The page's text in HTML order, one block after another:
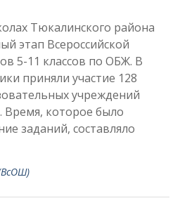
Тюкалинского района
этап Всероссийской
5-11 классов по ОБЖ. В
приняли участие 128
учреждений
Время, которое было
заданий, составляло